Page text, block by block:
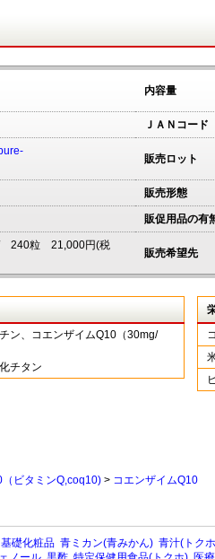
内容量
ＪＡＮコード
販売ロット
販売形態
販促用品の有
240粒 21,000円(税
販売希望先
ン、コエンザイムQ10（30mg/
チタン
ビタミンQ,coq10) > コエンザイムQ10
基礎化粧品 青ミカン(青みかん) 青汁(トク